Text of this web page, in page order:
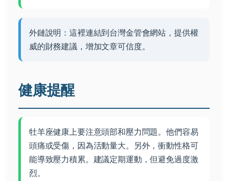
外鏈說明：這裡連結到台灣金管會網站，提供權
威的財務建議，增加文章可信度。
健康提醒
牡羊座健康上要注意頭部和壓力問題。他們容易
頭痛或受傷，因為活動量大。另外，衝動性格可
能導致壓力積累。建議定期運動，但避免過度激
烈。